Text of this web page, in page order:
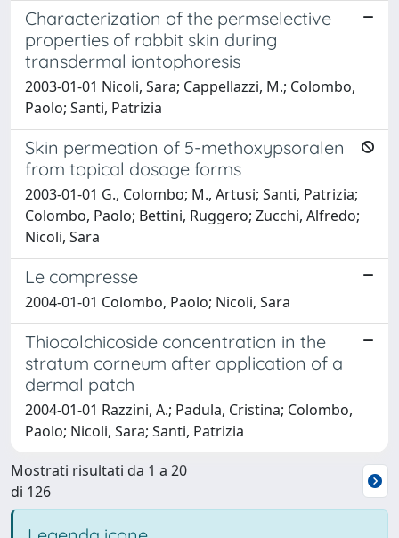
Characterization of the permselective
properties of rabbit skin during
transdermal iontophoresis
2003-01-01 Nicoli, Sara; Cappellazzi, M.; Colombo,
Paolo; Santi, Patrizia
Skin permeation of 5-methoxypsoralen
from topical dosage forms
2003-01-01 G., Colombo; M., Artusi; Santi, Patrizia;
Colombo, Paolo; Bettini, Ruggero; Zucchi, Alfredo;
Nicoli, Sara
Le compresse
2004-01-01 Colombo, Paolo; Nicoli, Sara
Thiocolchicoside concentration in the
stratum corneum after application of a
dermal patch
2004-01-01 Razzini, A.; Padula, Cristina; Colombo,
Paolo; Nicoli, Sara; Santi, Patrizia
Mostrati risultati da 1 a 20
di 126